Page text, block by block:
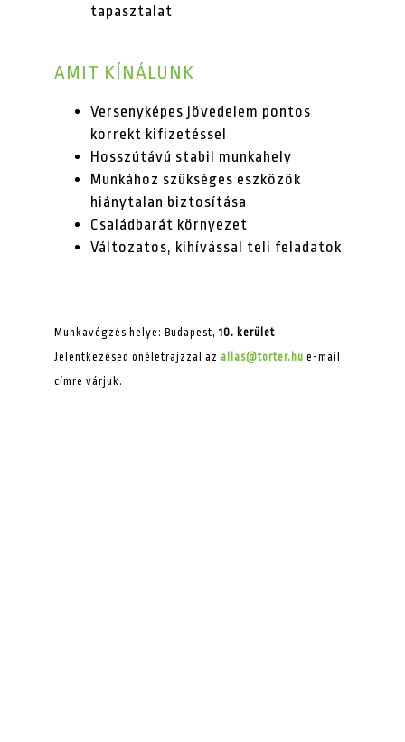
tapasztalat
AMIT KÍNÁLUNK
Versenyképes jövedelem pontos
korrekt kifizetéssel
Hosszútávú stabil munkahely
Munkához szükséges eszközök
hiánytalan biztosítása
Családbarát környezet
Változatos, kihívással teli feladatok
Munkavégzés helye: Budapest, 10. kerület
Jelentkezésed önéletrajzzal az allas@torter.hu e-mail
címre várjuk.